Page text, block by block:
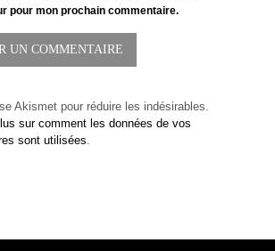
pour mon prochain commentaire.
Akismet pour réduire les indésirables.
sur comment les données de vos
sont utilisées